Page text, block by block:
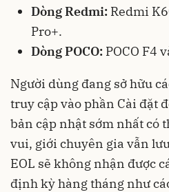
Dòng Redmi: Redmi
Pro+.
Dòng POCO: POCO F4
Người dùng đang sở hữu
truy cập vào phần Cài đặt
bản cập nhật sớm nhất có
vui, giới chuyên gia vẫn
EOL sẽ không nhận được
định kỳ hàng tháng như